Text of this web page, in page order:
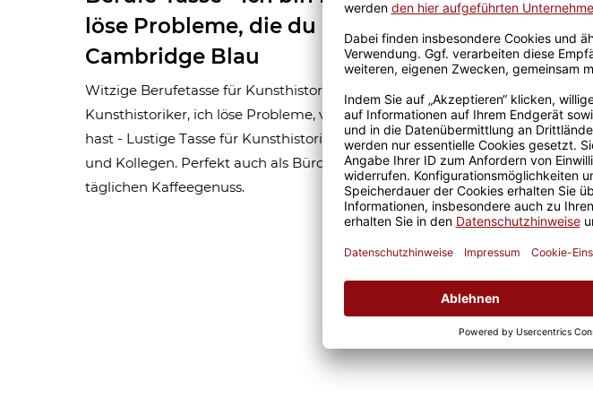
löse Probleme, die du nicht verstehst -
Cambridge Blau
Witzige Berufetasse für Kunsthistoriker zum Verschenken - Ich bin
Kunsthistoriker, ich löse Probleme, von denen Du nicht weißt, dass Du sie
hast - Lustige Tasse für Kunsthistoriker. Tolle Geschenkidee für Freunde
und Kollegen. Perfekt auch als Bürotasse oder als Werkstatt-Tasse für den
täglichen Kaffeegenuss.